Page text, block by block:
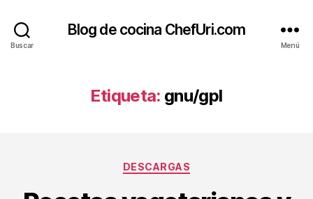
Buscar
Blog de cocina ChefUri.com
Menú
Etiqueta: gnu/gpl
Categorías
DESCARGAS